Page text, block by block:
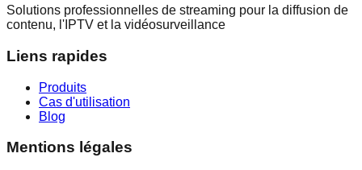
Solutions professionnelles de streaming pour la diffusion de
contenu, l'IPTV et la vidéosurveillance
Liens rapides
Produits
Cas d'utilisation
Blog
Mentions légales